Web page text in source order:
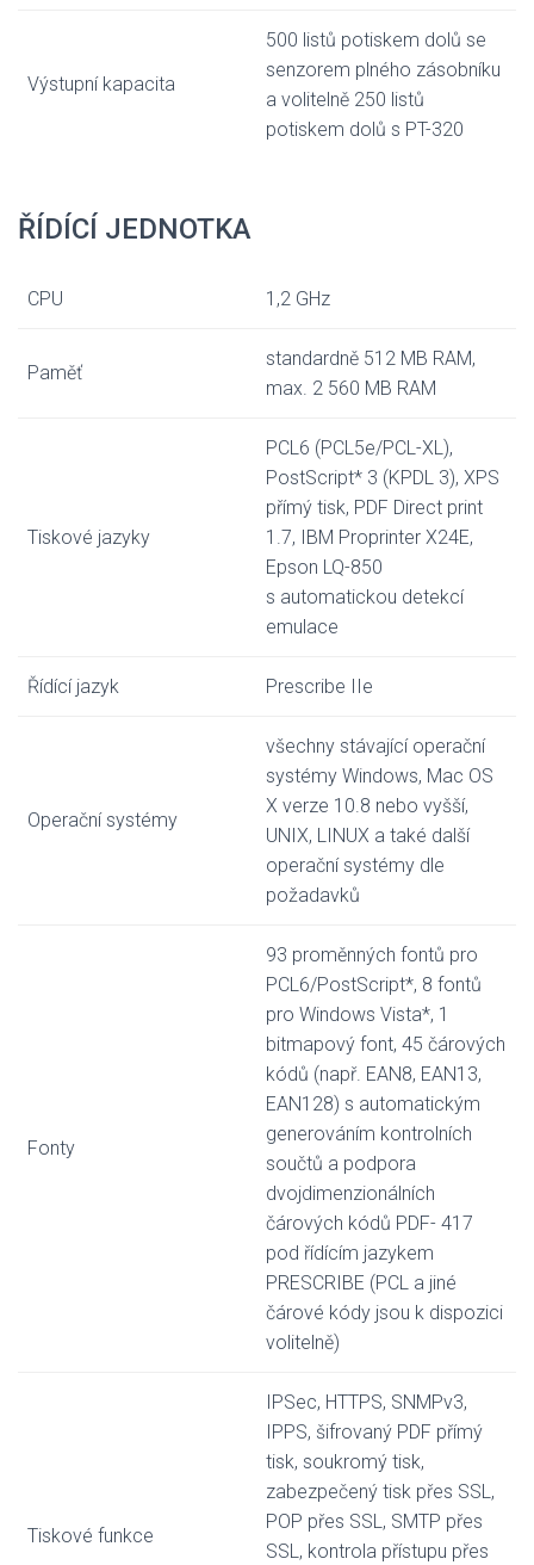
Výstupní kapacita
500 listů potiskem dolů se
senzorem plného zásobníku
a volitelně 250 listů
potiskem dolů s PT-320
ŘÍDÍCÍ JEDNOTKA
CPU 1,2 GHz
Paměť
standardně 512 MB RAM,
max. 2 560 MB RAM
Tiskové jazyky
PCL6 (PCL5e/PCL-XL),
PostScript* 3 (KPDL 3), XPS
přímý tisk, PDF Direct print
1.7, IBM Proprinter X24E,
Epson LQ-850
s automatickou detekcí
emulace
Řídící jazyk Prescribe IIe
Operační systémy
všechny stávající operační
systémy Windows, Mac OS
X verze 10.8 nebo vyšší,
UNIX, LINUX a také další
operační systémy dle
požadavků
Fonty
93 proměnných fontů pro
PCL6/PostScript*, 8 fontů
pro Windows Vista*, 1
bitmapový font, 45 čárových
kódů (např. EAN8, EAN13,
EAN128) s automatickým
generováním kontrolních
součtů a podpora
dvojdimenzionálních
čárových kódů PDF- 417
pod řídícím jazykem
PRESCRIBE (PCL a jiné
čárové kódy jsou k dispozici
volitelně)
Tiskové funkce
IPSec, HTTPS, SNMPv3,
IPPS, šifrovaný PDF přímý
tisk, soukromý tisk,
zabezpečený tisk přes SSL,
POP přes SSL, SMTP přes
SSL, kontrola přístupu přes